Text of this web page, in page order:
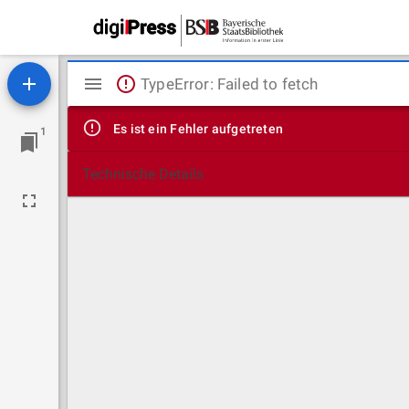
1
Mirador
Viewer
TypeError: Failed to fetch
Es ist ein Fehler aufgetreten
Technische Details